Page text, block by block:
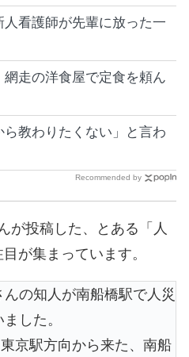
看護師が先輩に放った一
走の洋食屋で定食を頼ん
教わりたくない」と言わ
Recommended by
が投稿した、とある「人
が集まっています。
の知人が南船橋駅で人災
した。
京駅方向から来た、南船